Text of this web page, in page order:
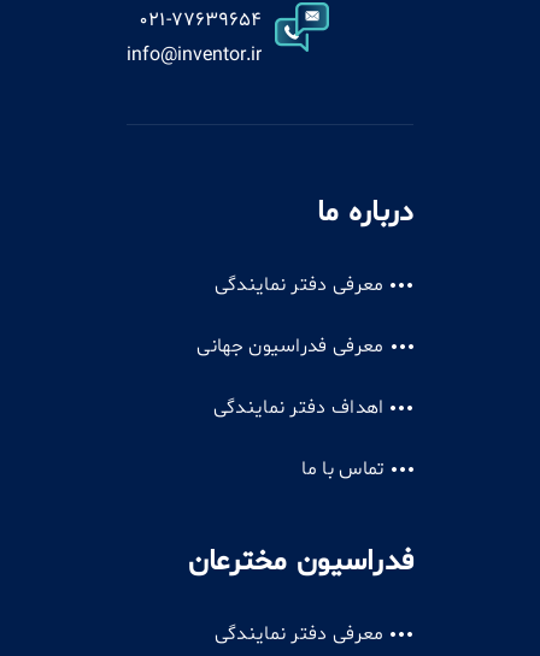
021-77639654
info@inventor.ir
درباره ما
معرفی دفتر نمایندگی
معرفی فدراسیون جهانی
اهداف دفتر نمایندگی
تماس با ما
فدراسیون مخترعان
معرفی دفتر نمایندگی